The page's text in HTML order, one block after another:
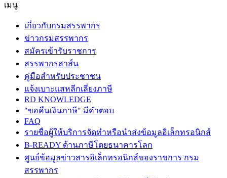
เมนู
เกี่ยวกับกรมสรรพากร
ข่าวกรมสรรพากร
สมัครเข้ารับราชการ
สรรพากรสาส์น
คู่มือสำหรับประชาชน
แจ้งเบาะแสหลีกเลี่ยงภาษี
RD KNOWLEDGE
"ขอคืนเงินภาษี" มีคำตอบ
FAQ
รายชื่อผู้ให้บริการจัดทำหรือนำส่งข้อมูลอิเล็กทรอนิกส์
B-READY ด้านภาษีโดยธนาคารโลก
ศูนย์ข้อมูลข่าวสารอิเล็กทรอนิกส์ของราชการ กรม
สรรพากร